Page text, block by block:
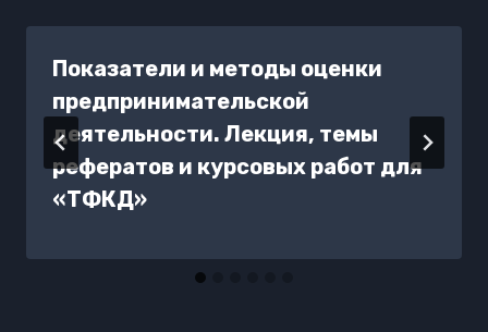
Показатели и методы оценки
предпринимательской
деятельности. Лекция, темы
рефератов и курсовых работ для
«ТФКД»